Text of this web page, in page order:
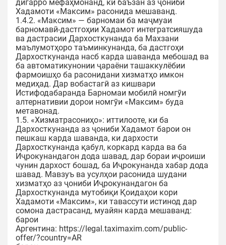
дигарро мефаҳмонанд, ки баъзан аз ҷониби
Хадамоти «Максим» расонида мешаванд.
1.4.2. «Максим» — барномаи ба маҷмуаи
барномавӣ-дастгоҳии Хадамот интегратсияшуда
ва дастрасии Дархосткунанда ба Махзани
маълумотҳоро таъминкунанда, ба дастгоҳи
Дархосткунанда насб карда шаванда мебошад ва
ба автоматикунонии ҷараёни ташаккулёбии
фармоишҳо ба расонидани хизматҳо имкон
медиҳад. Дар вобастагӣ аз кишвари
Истифодабаранда Барномаи мобилӣ номгӯи
алтернативии дорои номгӯи «Максим» буда
метавонад.
1.5. «Хизматрасониҳо»: иттилооте, ки ба
Дархосткунанда аз ҷониби Хадамот барои он
пешкаш карда шаванда, ки дархости
Дархосткунанда қабул, коркард карда ва ба
Иҷрокунандагон дода шавад, дар бораи иҷроиши
чунин дархост бошад, ба Иҷрокунанда хабар дода
шавад. Мавзуъ ва усулҳои расонида шудани
хизматҳо аз ҷониби Иҷрокунандагон ба
Дархосткунанда мутобиқи Қоидаҳои кори
Хадамоти «Максим», ки тавассути истинод дар
сомона дастрасанд, муайян карда мешаванд:
барои
Аргентина: https://legal.taximaxim.com/public-
offer/?country=AR